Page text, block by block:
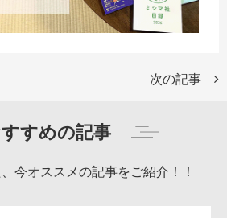
次の記事
すめの記事
今オススメの記事をご紹介！！